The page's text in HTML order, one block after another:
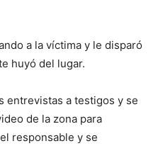
a la víctima y le disparó
huyó del lugar.
entrevistas a testigos y se
de la zona para
responsable y se